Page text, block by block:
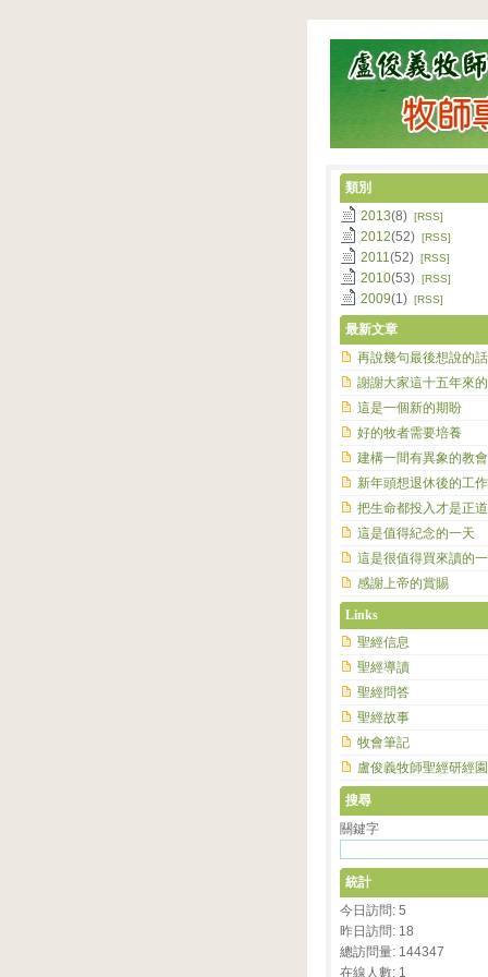
類別
2013(8) [RSS]
2012(52) [RSS]
2011(52) [RSS]
2010(53) [RSS]
2009(1) [RSS]
最新文章
再說幾句最後想說的話
謝謝大家這十五年來
這是一個新的期盼
好的牧者需要培養
建構一間有異象的教會
新年頭想退休後的工
把生命都投入才是正道
這是值得紀念的一天
這是很值得買來讀的
感謝上帝的賞賜
Links
聖經信息
聖經導讀
聖經問答
聖經故事
牧會筆記
盧俊義牧師聖經研經
搜尋
關鍵字
統計
今日訪問: 5
昨日訪問: 18
總訪問量: 144347
在線人數: 1